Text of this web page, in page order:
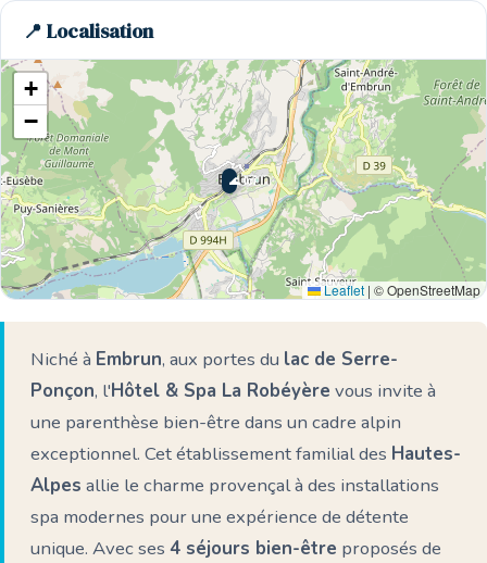
📍 Localisation
🌊 Ici
+
−
Leaflet | © OpenStreetMap
Niché à Embrun, aux portes du lac de Serre-
Ponçon, l'Hôtel & Spa La Robéyère vous invite à
une parenthèse bien-être dans un cadre alpin
exceptionnel. Cet établissement familial des Hautes-
Alpes allie le charme provençal à des installations
spa modernes pour une expérience de détente
unique. Avec ses 4 séjours bien-être proposés de